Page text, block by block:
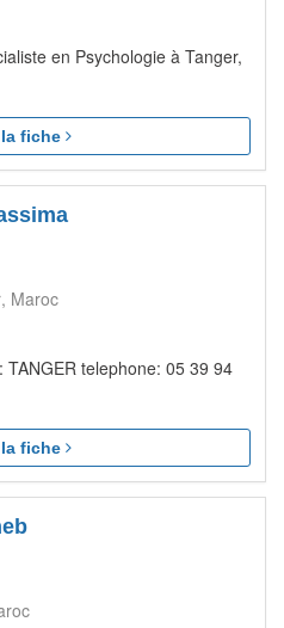
en Psychologie à Tanger,
fiche
Maroc
telephone: 05 39 94
fiche